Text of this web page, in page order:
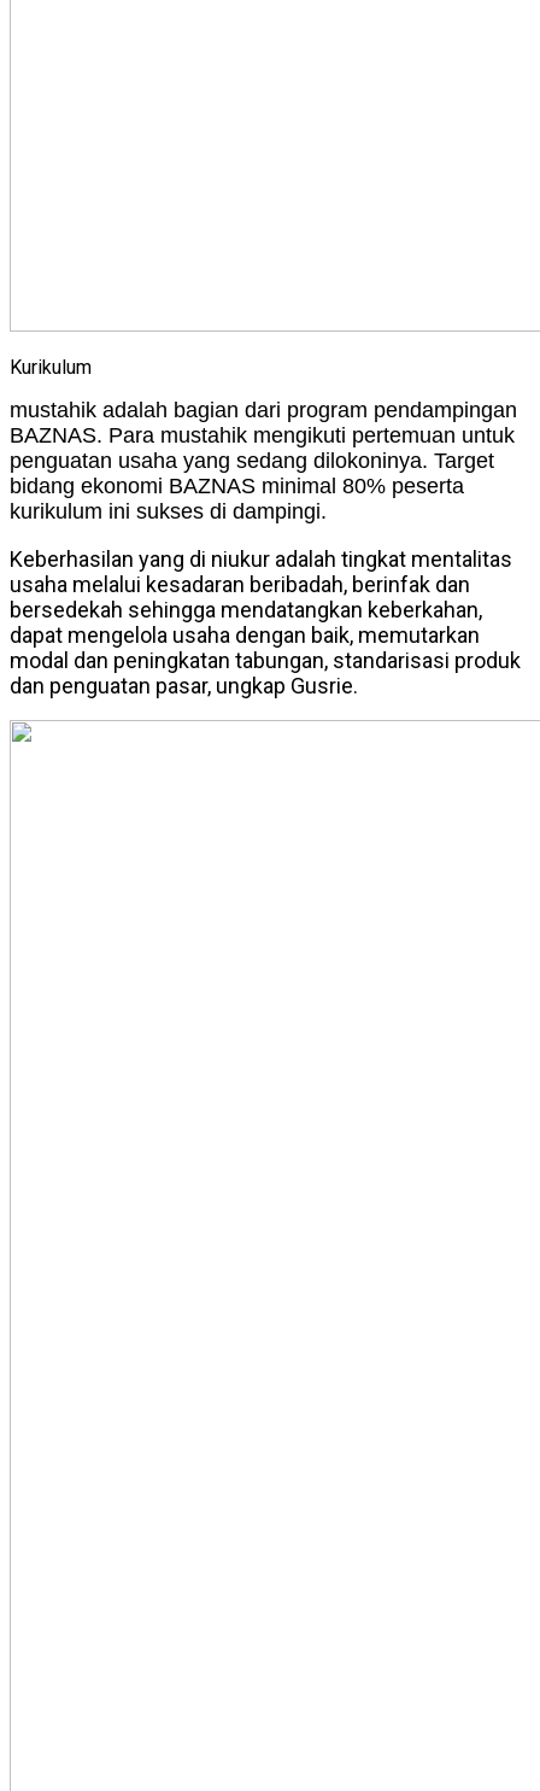
Kurikulum
mustahik adalah bagian dari program pendampingan
BAZNAS. Para mustahik mengikuti pertemuan untuk
penguatan usaha yang sedang dilokoninya. Target
bidang ekonomi BAZNAS minimal 80% peserta
kurikulum ini sukses di dampingi.
Keberhasilan yang di niukur adalah tingkat mentalitas
usaha melalui kesadaran beribadah, berinfak dan
bersedekah sehingga mendatangkan keberkahan,
dapat mengelola usaha dengan baik, memutarkan
modal dan peningkatan tabungan, standarisasi produk
dan penguatan pasar, ungkap Gusrie.